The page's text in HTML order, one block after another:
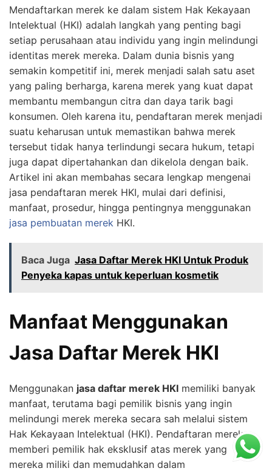
Mendaftarkan merek ke dalam sistem Hak Kekayaan
Intelektual (HKI) adalah langkah yang penting bagi
setiap perusahaan atau individu yang ingin melindungi
identitas merek mereka. Dalam dunia bisnis yang
semakin kompetitif ini, merek menjadi salah satu aset
yang paling berharga, karena merek yang kuat dapat
membantu membangun citra dan daya tarik bagi
konsumen. Oleh karena itu, pendaftaran merek menjadi
suatu keharusan untuk memastikan bahwa merek
tersebut tidak hanya terlindungi secara hukum, tetapi
juga dapat dipertahankan dan dikelola dengan baik.
Artikel ini akan membahas secara lengkap mengenai
jasa pendaftaran merek HKI, mulai dari definisi,
manfaat, prosedur, hingga pentingnya menggunakan
jasa pembuatan merek HKI.
Baca Juga Jasa Daftar Merek HKI Untuk Produk
Penyeka kapas untuk keperluan kosmetik
Manfaat Menggunakan
Jasa Daftar Merek HKI
Menggunakan jasa daftar merek HKI memiliki banyak
manfaat, terutama bagi pemilik bisnis yang ingin
melindungi merek mereka secara sah melalui sistem
Hak Kekayaan Intelektual (HKI). Pendaftaran merek
memberi pemilik hak eksklusif atas merek yang
mereka miliki dan memudahkan dalam